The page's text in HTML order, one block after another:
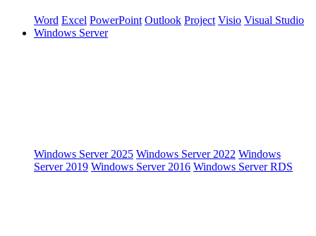
Word Excel PowerPoint Outlook Project Visio Visual Studio
Windows Server
Windows Server 2025 Windows Server 2022 Windows
Server 2019 Windows Server 2016 Windows Server RDS